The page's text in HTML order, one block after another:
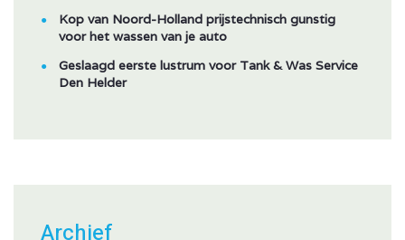
Kop van Noord-Holland prijstechnisch gunstig
voor het wassen van je auto
Geslaagd eerste lustrum voor Tank & Was Service
Den Helder
Archief